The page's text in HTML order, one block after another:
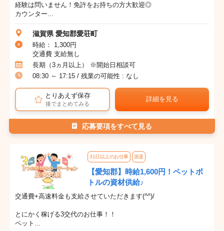
経験は問いません！免許をお持ちの方大歓迎◎
カウンター...
滋賀県 愛知郡愛荘町
時給： 1,300円
交通費 支給無し
長期（3ヵ月以上） ※開始日相談可
08:30 ～ 17:15 / 残業の可能性 : なし
とりあえず保存
後でまとめてみる
詳細を見る
応募要項をすべて見る
31日以上のお仕事 派遣
【愛知郡】時給1,600円！ペットボ
トルの資材供給♪
交通費+高速料金も支給させていただきます(^^)/
とにかく稼げる3交代のお仕事！！
ペット...